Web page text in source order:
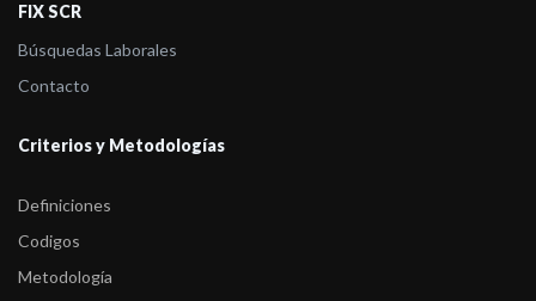
FIX SCR
Búsquedas Laborales
Contacto
Criterios y Metodologías
Definiciones
Codigos
Metodología